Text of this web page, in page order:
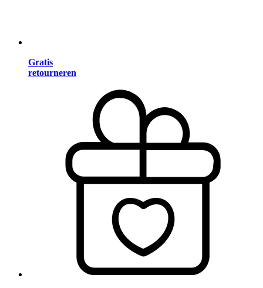
Gratis
retourneren